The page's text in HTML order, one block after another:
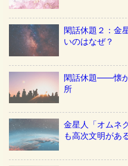
閑話休題２：金
いのはなぜ？
閑話休題——懐
所
金星人「オム
も高次文明があ